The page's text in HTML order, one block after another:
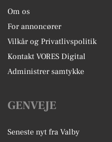
Om os
For annoncører
Vilkår og Privatlivspolitik
Kontakt VORES Digital
Administrer samtykke
GENVEJE
Seneste nyt fra Valby